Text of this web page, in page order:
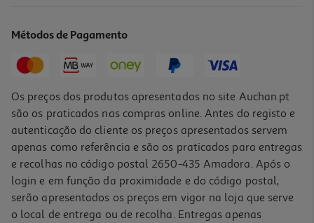
Métodos de Pagamento
Os preços dos produtos apresentados no site Auchan.pt
são os praticados nas compras online. Antes do registo e
autenticação do cliente os preços apresentados servem
apenas como referência e são os praticados para entregas
e recolhas no código postal 2650-435 Amadora. Após o
login e em função da proximidade e do código postal,
serão apresentados os preços em vigor na loja que serve
o local de entrega ou de recolha. Entregas apenas